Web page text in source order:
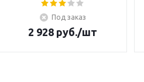
Под заказ
2 928 руб./шт